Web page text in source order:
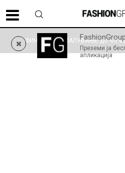
Преземи ја
апликација
ФИНАЛНО НАМАЛУВАЊЕ до -60% |